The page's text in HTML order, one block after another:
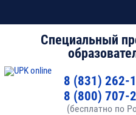
Специальный
8 (831) 262-
8 (800) 707-
(бесплатно по